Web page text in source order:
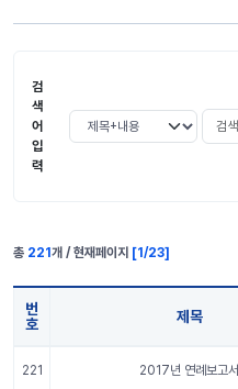
검
색
어
입
력
검색 조건 선택 검색어
총 221 개 / 현재페이지 [1 /23]
번
호
제목
221 2017년 연례보고서